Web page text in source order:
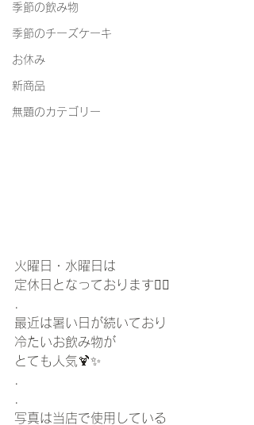
季節の飲み物
季節のチーズケーキ
お休み
新商品
無題のカテゴリー
火曜日・水曜日は
定休日となっております🙇‍♀️
最近は暑い日が続いており
冷たいお飲み物が
とても人気🍹✨
写真は当店で使用している